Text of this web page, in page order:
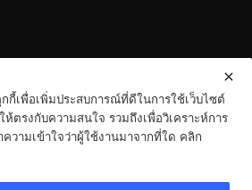
กี้เพื่อเพิ่มประสบการณ์ที่ดีในการใช้เว็บไซต์
ตรงกับความสนใจ รวมถึงเพื่อวิเคราะห์การ
ความเข้าใจว่าผู้ใช้งานมาจากที่ใด คลิก